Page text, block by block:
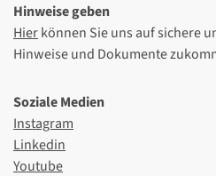
Hinweise geben
Hierkönnen Sie uns auf sichere
Hinweise und Dokumente
Soziale Medien
Instagram
Linkedin
Youtube